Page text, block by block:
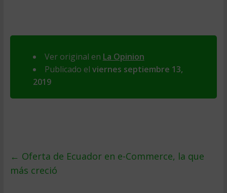
Ver original en La Opinion
Publicado el viernes septiembre 13,
2019
← Oferta de Ecuador en e-Commerce, la que
más creció